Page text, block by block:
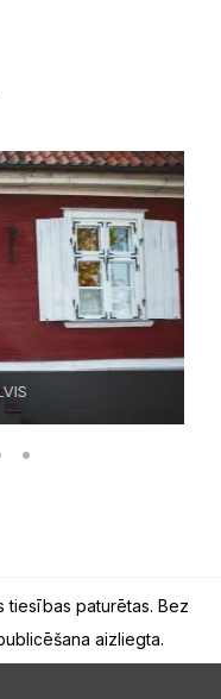
tiesības paturētas. Bez
aizliegta.